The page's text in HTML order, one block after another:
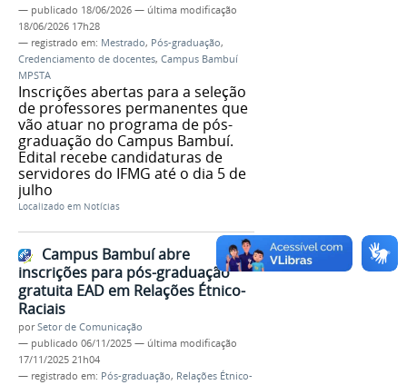
— publicado 18/06/2026 — última modificação
18/06/2026 17h28
— registrado em: Mestrado, Pós-graduação,
Credenciamento de docentes, Campus Bambuí
MPSTA
Inscrições abertas para a seleção
de professores permanentes que
vão atuar no programa de pós-
graduação do Campus Bambuí.
Edital recebe candidaturas de
servidores do IFMG até o dia 5 de
julho
Localizado em Notícias
Campus Bambuí abre
inscrições para pós-graduação
gratuita EAD em Relações Étnico-
Raciais
porSetor de Comunicação
— publicado 06/11/2025 — última modificação
17/11/2025 21h04
— registrado em: Pós-graduação, Relações Étnico-